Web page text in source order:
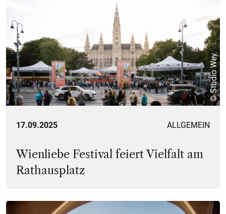
© Studio Wey
17.09.2025 ALLGEMEIN
Wienliebe Festival feiert Vielfalt am
Rathausplatz